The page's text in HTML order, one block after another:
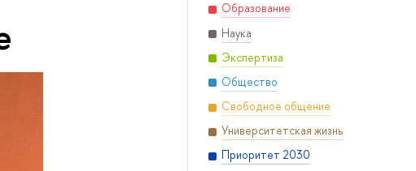
Образование
Наука
Экспертиза
Общество
Свободное общение
Университетская жизнь
Приоритет 2030